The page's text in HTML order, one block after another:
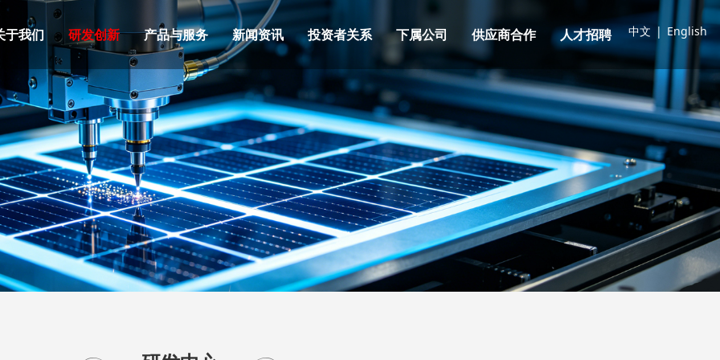
中文 | English
于我们 研发创新 产品与服务 新闻资讯 投资者关系 下属公司 供应商合作 人才招聘